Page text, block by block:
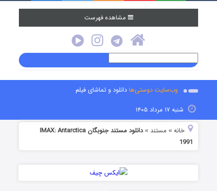
مشاهده فهرست
وب‌سایت دوستی‌هادانلود و تماشای فیلم
شنبه ۱۷ مرداد ۱۴۰۵
خانه » مستند »
دانلود مستند جنوبگان IMAX: Antarctica
1991